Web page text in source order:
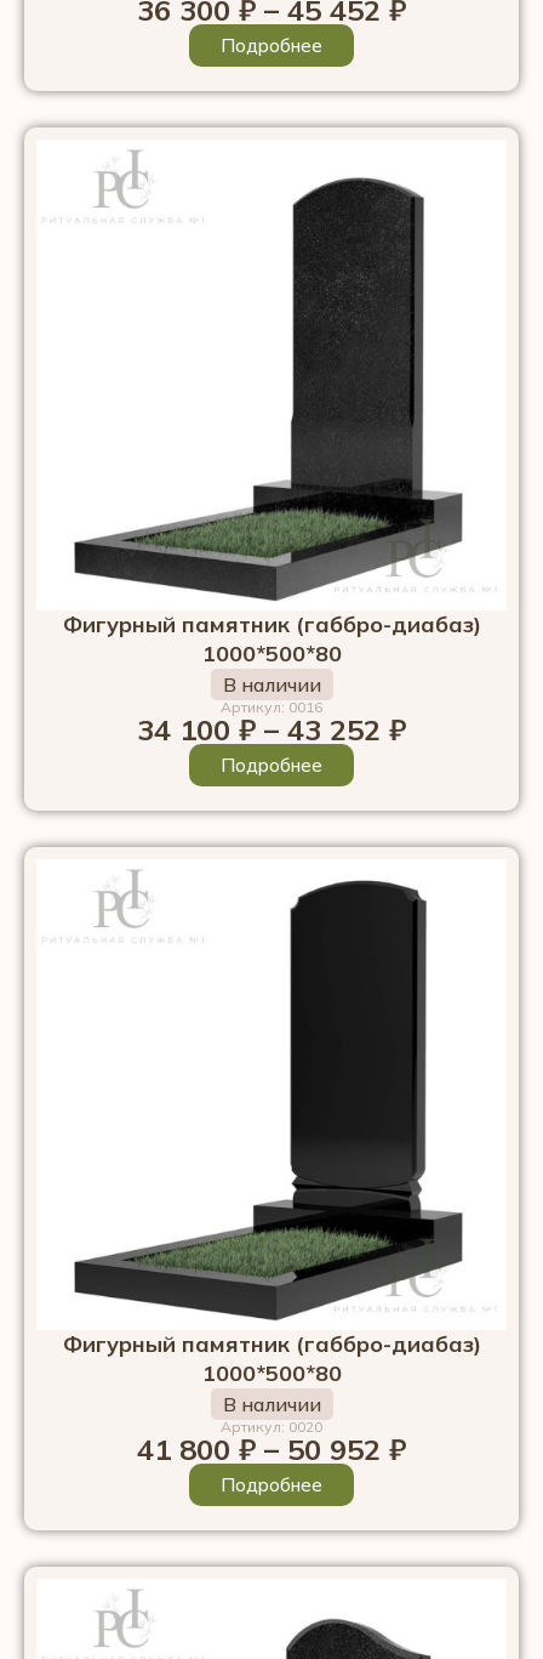
36 300 ₽ – 45 452 ₽
Подробнее
Фигурный памятник (габбро-диабаз)
1000*500*80
В наличии
Артикул: 0016
34 100 ₽ – 43 252 ₽
Подробнее
Фигурный памятник (габбро-диабаз)
1000*500*80
В наличии
Артикул: 0020
41 800 ₽ – 50 952 ₽
Подробнее